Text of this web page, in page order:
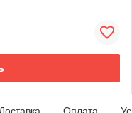
Доставка Оплата